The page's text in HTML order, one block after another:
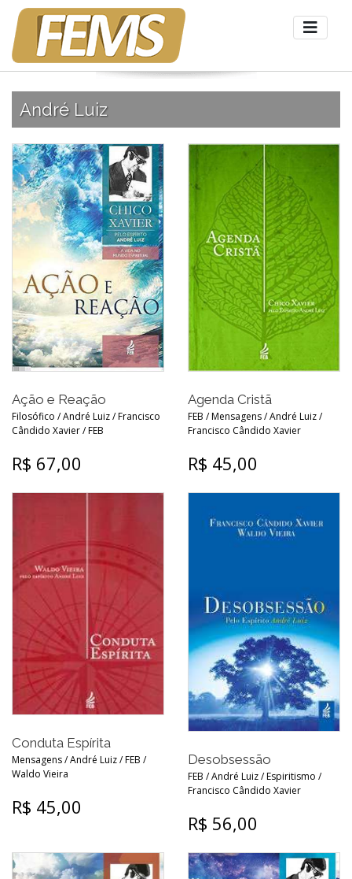
André Luiz
Ação e Reação
Filosófico / André Luiz / Francisco
Cândido Xavier / FEB
R$ 67,00
Agenda Cristã
FEB / Mensagens / André Luiz /
Francisco Cândido Xavier
R$ 45,00
Conduta Espírita
Mensagens / André Luiz / FEB /
Waldo Vieira
R$ 45,00
Desobsessão
FEB / André Luiz / Espiritismo /
Francisco Cândido Xavier
R$ 56,00